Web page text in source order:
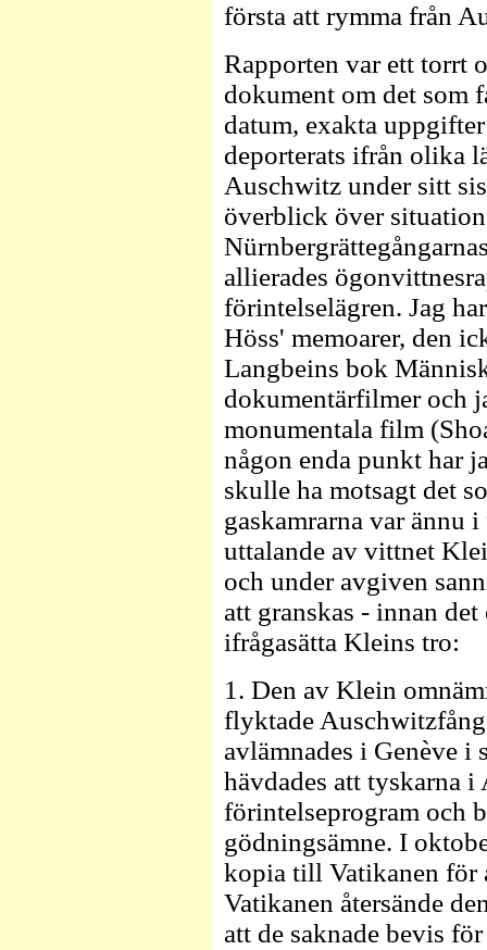
första att rymma från
Rapporten var ett torrt
dokument om det som
datum, exakta
deporterats ifrån olika
Auschwitz under sitt
överblick över
allierades
förintelselägren. Jag
Höss' memoarer, den
Langbeins bok
dokumentärfilmer och
monumentala film
någon enda punkt har
skulle ha motsagt det
gaskamrarna var ännu
uttalande av vittnet
och under avgiven
att granskas - innan
ifrågasätta Kleins tro:
1. Den av Klein
flyktade
avlämnades i Genève i
hävdades att tyskarna
förintelseprogram och
gödningsämne. I
kopia till Vatikanen för
Vatikanen återsände
att de saknade bevis